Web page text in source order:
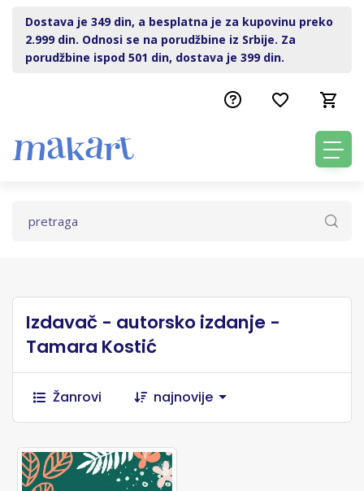
Dostava je 349 din, a besplatna je za kupovinu preko
2.999 din. Odnosi se na porudžbine iz Srbije. Za
porudžbine ispod 501 din, dostava je 399 din.
Izdavač - autorsko izdanje -
Tamara Kostić
Žanrovi najnovije